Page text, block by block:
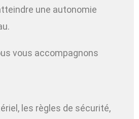
une autonomie
vous accompagnons
les règles de sécurité,